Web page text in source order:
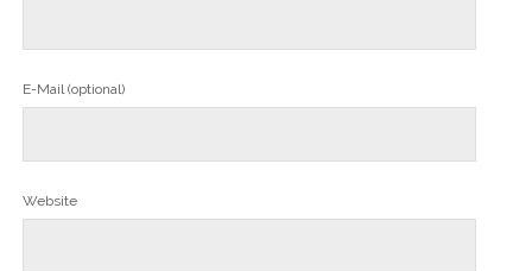
E-Mail (optional)
Website